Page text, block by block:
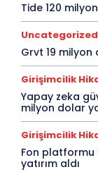
Tide 120
Uncategorized
Grvt 19 milyon
Girişimcilik
Yapay zeka
milyon dolar
Girişimcilik
Fon platformu
yatırım aldı